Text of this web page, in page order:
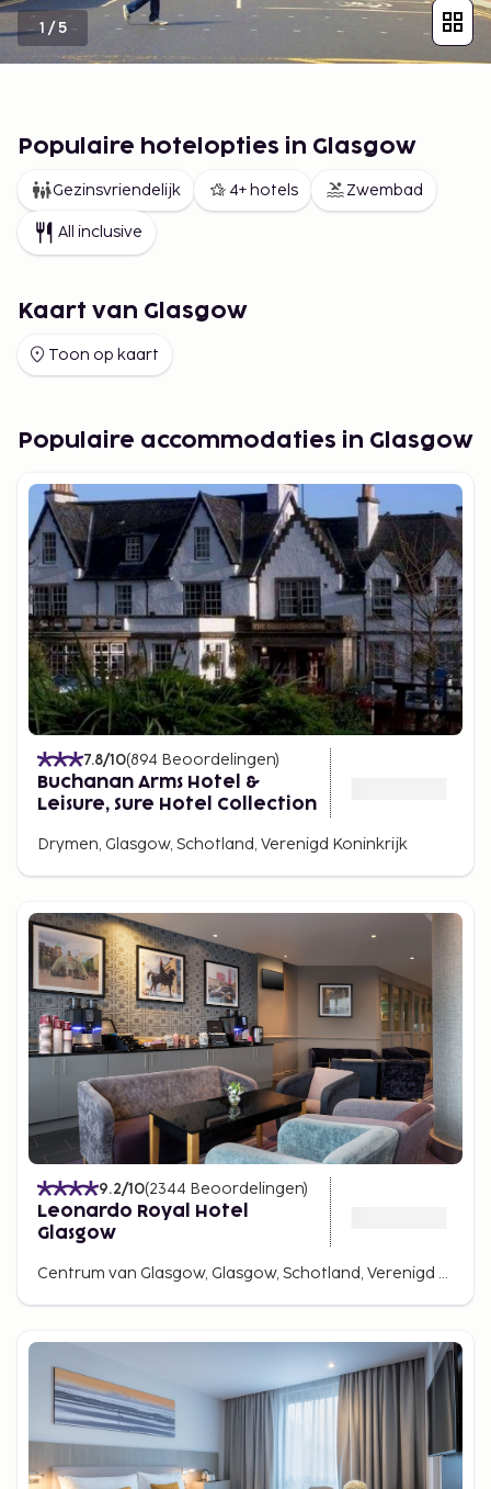
1 /5
Populaire hotelopties in Glasgow
Gezinsvriendelijk 4+ hotels Zwembad
All inclusive
Kaart van Glasgow
Toon op kaart
Populaire accommodaties in Glasgow
7.8/10(894 Beoordelingen)
Buchanan Arms Hotel &
Leisure, Sure Hotel Collection
Drymen, Glasgow, Schotland, Verenigd Koninkrijk
9.2/10(2344 Beoordelingen)
Leonardo Royal Hotel
Glasgow
Centrum van Glasgow, Glasgow, Schotland, Verenigd Koninkrijk